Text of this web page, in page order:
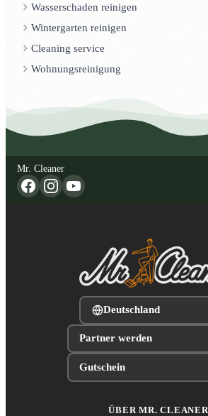
Wasserschaden reinigen
Wintergarten reinigen
Cleaning service
Wohnungsreinigung
Mr. Cleaner
Deutschland
Partner werden
Gutschein
ÜBER MR. CLEANER